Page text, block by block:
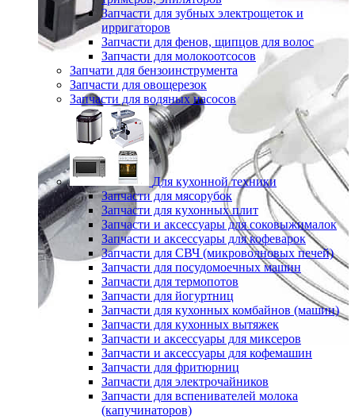
Запчасти для зубных электрощеток и
ирригаторов
Запчасти для фенов, щипцов для волос
Запчасти для молокоотсосов
Запчати для бензоинструмента
Запчасти для овощерезок
Запчасти для водяных насосов
Для кухонной техники
Запчасти для мясорубок
Запчасти для кухонных плит
Запчасти и аксессуары для соковыжималок
Запчасти и аксессуары для кофеварок
Запчасти для СВЧ (микроволновых печей)
Запчасти для посудомоечных машин
Запчасти для термопотов
Запчасти для йогуртниц
Запчасти для кухонных комбайнов (машин)
Запчасти для кухонных вытяжек
Запчасти и аксессуары для миксеров
Запчасти и аксессуары для кофемашин
Запчасти для фритюрниц
Запчасти для электрочайников
Запчасти для вспенивателей молока
(капучинаторов)